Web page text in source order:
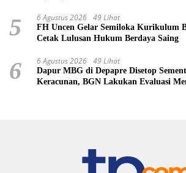
5 6 Agustus 2026 49 Lihat
FH Uncen Gelar Semiloka Kurikulum
Cetak Lulusan Hukum Berdaya Saing
6 6 Agustus 2026 49 Lihat
Dapur MBG di Depapre Disetop
Keracunan, BGN Lakukan Evaluasi